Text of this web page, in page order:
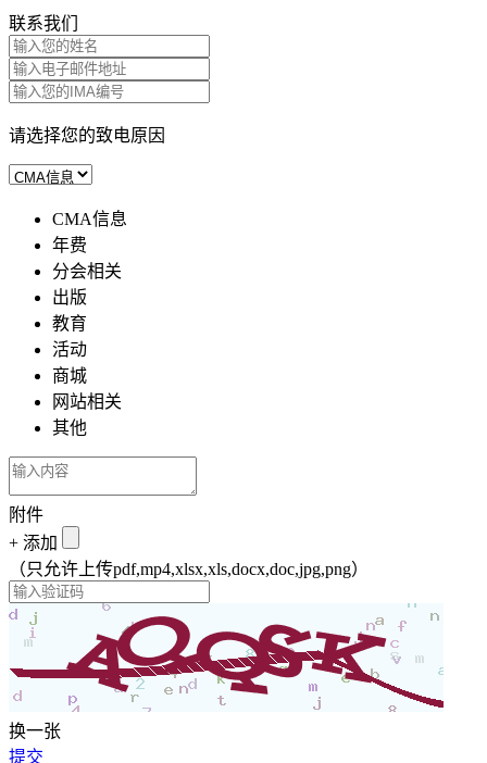
联系我们
请选择您的致电原因
CMA信息
年费
分会相关
出版
教育
活动
商城
网站相关
其他
附件
+ 添加
（只允许上传pdf,mp4,xlsx,xls,docx,doc,jpg,png）
换一张
提交